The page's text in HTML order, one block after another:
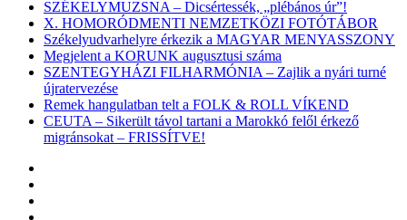
SZÉKELYMUZSNA – Dicsértessék, „plébános úr”!
X. HOMORÓDMENTI NEMZETKÖZI FOTÓTÁBOR
Székelyudvarhelyre érkezik a MAGYAR MENYASSZONY
Megjelent a KORUNK augusztusi száma
SZENTEGYHÁZI FILHARMÓNIA – Zajlik a nyári turné
újratervezése
Remek hangulatban telt a FOLK & ROLL VÍKEND
CEUTA – Sikerült távol tartani a Marokkó felől érkező
migránsokat – FRISSÍTVE!